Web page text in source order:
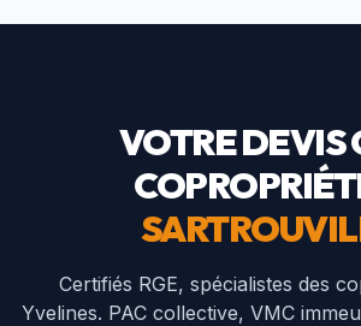
VOTRE DEVIS
Certifiés RGE, spécialistes des
Yvelines. PAC collective, VMC